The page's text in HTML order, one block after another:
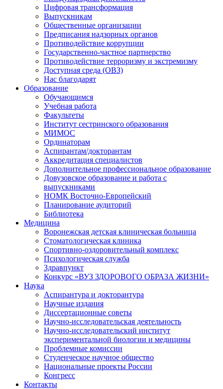
Цифровая трансформация
Выпускникам
Общественные организации
Предписания надзорных органов
Противодействие коррупции
Государственно-частное партнерство
Противодействие терроризму и экстремизму
Доступная среда (ОВЗ)
Нас благодарят
Образование
Обучающимся
Учебная работа
Факультеты
Институт сестринского образования
МИМОС
Ординаторам
Аспирантам/докторантам
Аккредитация специалистов
Дополнительное профессиональное образование
Довузовское образование и работа с
выпускниками
НОМК Восточно-Европейский
Планирование аудиторий
Библиотека
Медицина
Воронежская детская клиническая больница
Стоматологическая клиника
Спортивно-оздоровительный комплекс
Психологическая служба
Здравпункт
Конкурс «ВУЗ ЗДОРОВОГО ОБРАЗА ЖИЗНИ»
Наука
Аспирантура и докторантура
Научные издания
Диссертационные советы
Научно-исследовательская деятельность
Научно-исследовательский институт
экспериментальной биологии и медицины
Проблемные комиссии
Студенческое научное общество
Национальные проекты России
Конгресс
Контакты